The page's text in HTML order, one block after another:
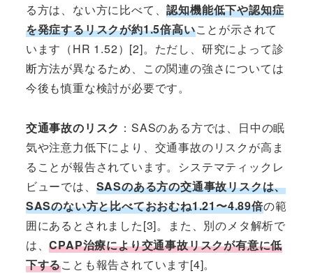
る方は、ない方に比べて、認知機能低下や認知症
を発症するリスクが約1.5倍高いことが示されて
います（HR 1.52）[2]。ただし、研究によって診
断方法が異なるため、この関連の強さについては
今後も慎重な検討が必要です。
交通事故のリスク ：SASのある方では、日中の眠
気や注意力低下により、交通事故のリスクが高ま
ることが報告されています。システマティックレ
ビューでは、 SASのある方の交通事故リスクは、
SASのない方と比べておおむね1.21〜4.89倍の範
囲にあるとされました[3]。また、別のメタ解析で
は、CPAP治療により交通事故リスクが有意に低
下することも報告されています[4]。